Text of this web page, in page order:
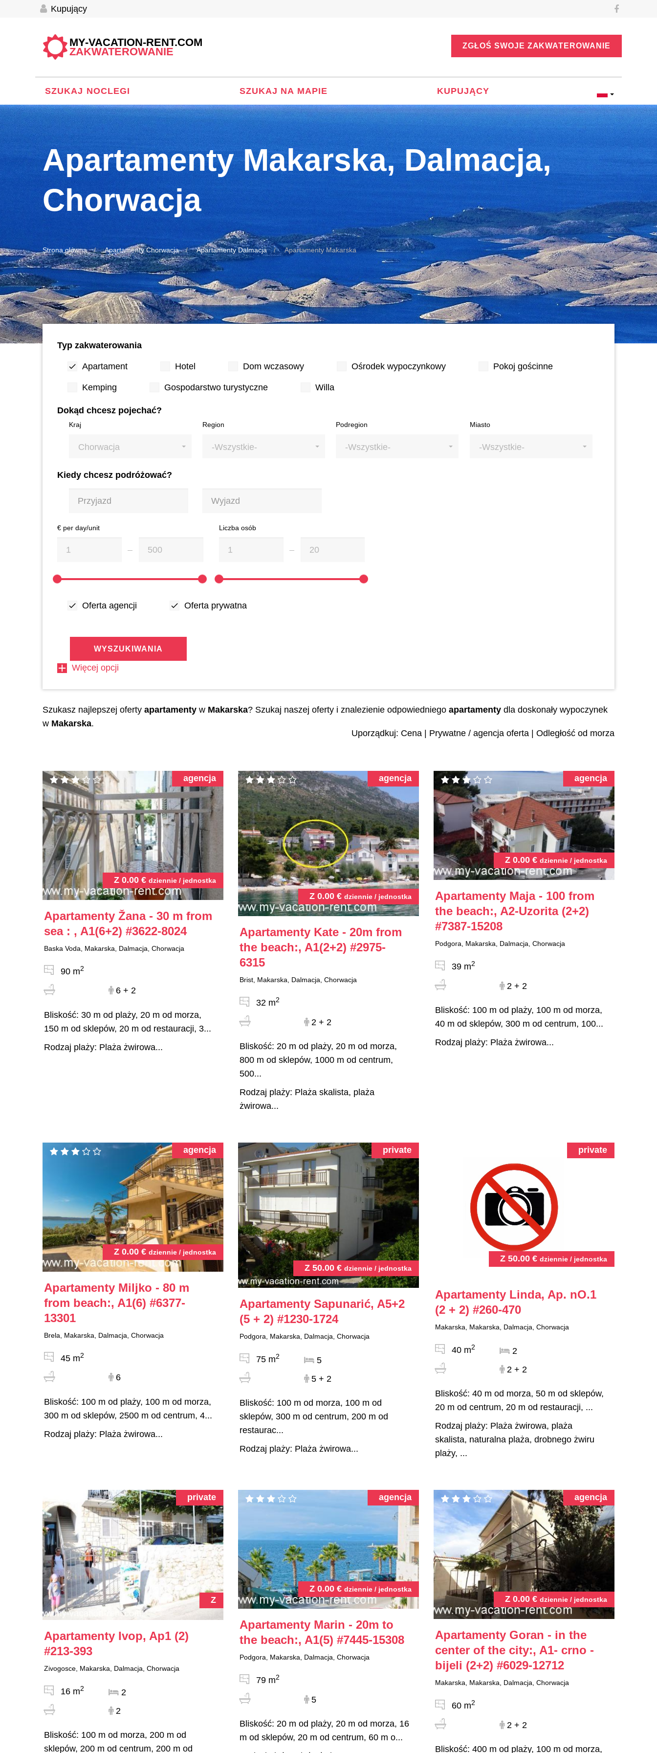
Kupujący
MY-VACATION-RENT.COM
ZAKWATEROWANIE ZGŁOŚ SWOJE ZAKWATEROWANIE
SZUKAJ NOCLEGI SZUKAJ NA MAPIE KUPUJĄCY
Apartamenty Makarska, Dalmacja,
Chorwacja
Strona główna Apartamenty Chorwacja Apartamenty Dalmacja Apartamenty Makarska
Typ zakwaterowania
Apartament Hotel Dom wczasowy Ośrodek wypoczynkowy Pokoj gościnne
Kemping Gospodarstwo turystyczne Willa
Dokąd chcesz pojechać?
Kraj
Chorwacja
Region
-Wszystkie-
Podregion
-Wszystkie-
Miasto
-Wszystkie-
Kiedy chcesz podróżować?
€ per day/unit Liczba osób
Oferta agencji Oferta prywatna
WYSZUKIWANIA
Więcej opcji
Szukasz najlepszej oferty apartamenty w Makarska? Szukaj naszej oferty i znalezienie odpowiedniego apartamenty dla doskonały wypoczynek
w Makarska.
Uporządkuj: Cena Prywatne / agencja oferta Odległość od morza
Z 0.00€ dziennie / jednostka
agencja
Apartamenty Žana - 30 m from
sea : , A1(6+2) #3622-8024
Baska Voda, Makarska, Dalmacja, Chorwacja
90 m2
6 + 2
Bliskość: 30 m od plaży, 20 m od morza,
150 m od sklepów, 20 m od restauracji, 3...
Rodzaj plaży: Plaża żwirowa...
Z 0.00€ dziennie / jednostka
agencja
Apartamenty Kate - 20m from
the beach:, A1(2+2) #2975-
6315
Brist, Makarska, Dalmacja, Chorwacja
32 m2
2 + 2
Bliskość: 20 m od plaży, 20 m od morza,
800 m od sklepów, 1000 m od centrum,
500...
Rodzaj plaży: Plaża skalista, plaża
żwirowa...
Z 0.00€ dziennie / jednostka
agencja
Apartamenty Maja - 100 from
the beach:, A2-Uzorita (2+2)
#7387-15208
Podgora, Makarska, Dalmacja, Chorwacja
39 m2
2 + 2
Bliskość: 100 m od plaży, 100 m od morza,
40 m od sklepów, 300 m od centrum, 100...
Rodzaj plaży: Plaża żwirowa...
Z 0.00€ dziennie / jednostka
agencja
Apartamenty Miljko - 80 m
from beach:, A1(6) #6377-
13301
Brela, Makarska, Dalmacja, Chorwacja
45 m2
6
Bliskość: 100 m od plaży, 100 m od morza,
300 m od sklepów, 2500 m od centrum, 4...
Rodzaj plaży: Plaża żwirowa...
Z 50.00€ dziennie / jednostka
private
Apartamenty Sapunarić, A5+2
(5 + 2) #1230-1724
Podgora, Makarska, Dalmacja, Chorwacja
75 m2
5
5 + 2
Bliskość: 100 m od morza, 100 m od
sklepów, 300 m od centrum, 200 m od
restaurac...
Rodzaj plaży: Plaża żwirowa...
Z 50.00€ dziennie / jednostka
private
Apartamenty Linda, Ap. nO.1
(2 + 2) #260-470
Makarska, Makarska, Dalmacja, Chorwacja
40 m2
2
2 + 2
Bliskość: 40 m od morza, 50 m od sklepów,
20 m od centrum, 20 m od restauracji, ...
Rodzaj plaży: Plaża żwirowa, plaża
skalista, naturalna plaża, drobnego żwiru
plaży, ...
Z
private
Apartamenty Ivop, Ap1 (2)
#213-393
Zivogosce, Makarska, Dalmacja, Chorwacja
16 m2
2
2
Bliskość: 100 m od morza, 200 m od
sklepów, 200 m od centrum, 200 m od
Z 0.00€ dziennie / jednostka
agencja
Apartamenty Marin - 20m to
the beach:, A1(5) #7445-15308
Podgora, Makarska, Dalmacja, Chorwacja
79 m2
5
Bliskość: 20 m od plaży, 20 m od morza, 16
m od sklepów, 20 m od centrum, 60 m o...
Z 0.00€ dziennie / jednostka
agencja
Apartamenty Goran - in the
center of the city:, A1- crno -
bijeli (2+2) #6029-12712
Makarska, Makarska, Dalmacja, Chorwacja
60 m2
2 + 2
Bliskość: 400 m od plaży, 100 m od morza,